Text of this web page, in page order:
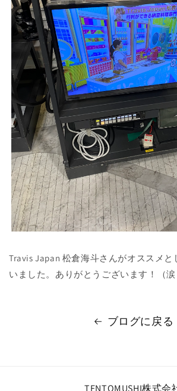
Travis Japan 松倉海斗さんがオススメと
いました。ありがとうございます！（涙
ブログに戻る
TENTOMUSHI株式会